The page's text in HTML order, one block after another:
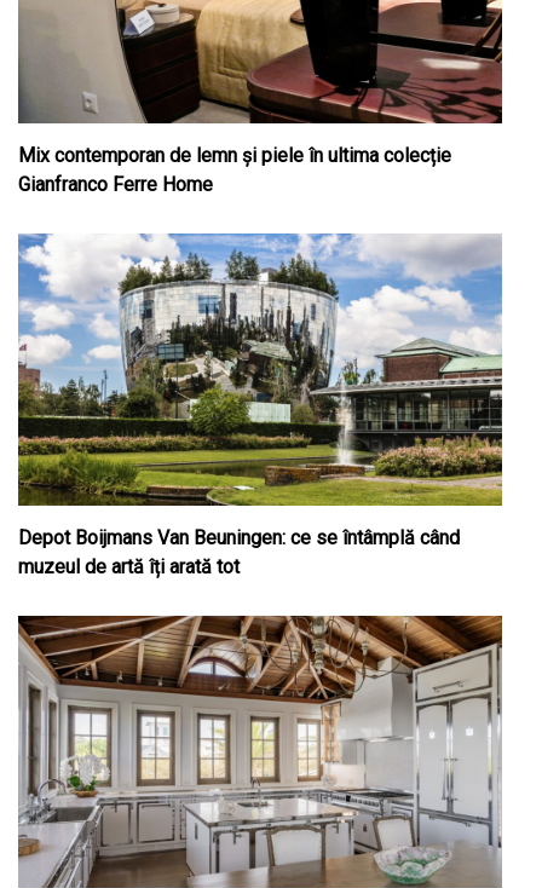
Mix contemporan de lemn şi piele în ultima colecție
Gianfranco Ferre Home
Depot Boijmans Van Beuningen: ce se întâmplă când
muzeul de artă îți arată tot